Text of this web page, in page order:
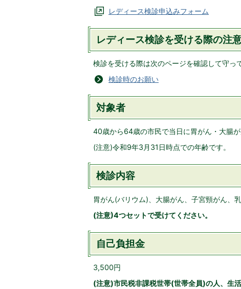
レディース検診申込みフォーム
レディース検診を受ける際の注
検診を受ける際は次のページを確認して守っ
検診時のお願い
対象者
40歳から64歳の市民で当日に胃がん・大腸
(注意)令和9年3月31日時点での年齢です。
検診内容
胃がん(バリウム)、大腸がん、子宮頸がん、
(注意)4つセットで受けてください。
自己負担金
3,500円
(注意)市民税非課税世帯(世帯全員)の人、生